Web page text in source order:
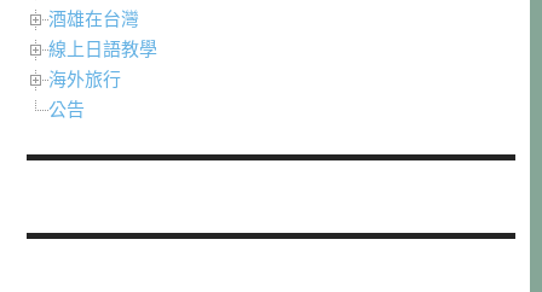
酒雄在台灣
線上日語教學
海外旅行
公告